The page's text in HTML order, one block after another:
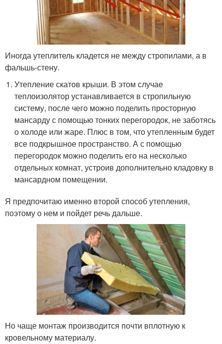
Иногда утеплитель кладется не между стропилами, а в
фальшь-стену.
Утепление скатов крыши. В этом случае
теплоизолятор устанавливается в стропильную
систему, после чего можно поделить просторную
мансарду с помощью тонких перегородок, не заботясь
о холоде или жаре. Плюс в том, что утепленным будет
все подкрышное пространство. А с помощью
перегородок можно поделить его на несколько
отдельных комнат, устроив дополнительно кладовку в
мансардном помещении.
Я предпочитаю именно второй способ утепления,
поэтому о нем и пойдет речь дальше.
Но чаще монтаж производится почти вплотную к
кровельному материалу.